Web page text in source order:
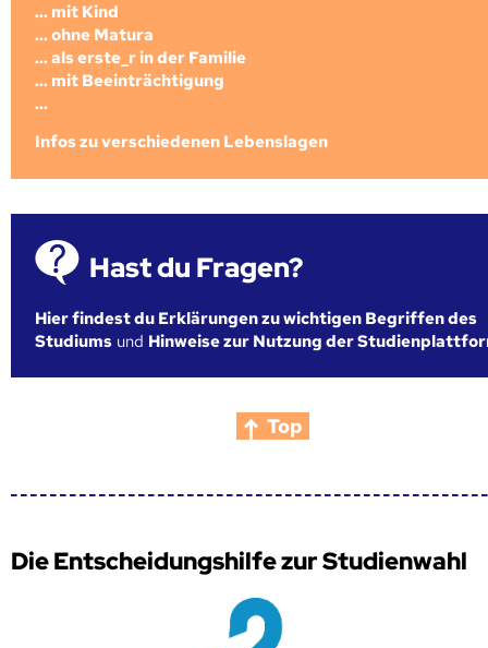
... mit Kind
... ohne Matura
... als erste_r in der Familie
... mit Beeinträchtigung
...
Infos zu verschiedenen Lebenslagen
Hast du Fragen?
Hier findest du Erklärungen zu wichtigen Begriffen des
Studiums und Hinweise zur Nutzung der
Top
Die Entscheidungshilfe zur Studienwahl